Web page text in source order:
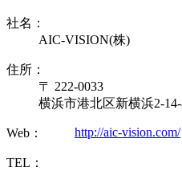
社名：
AIC-VISION(株)
住所：
〒 222-0033
横浜市港北区新横浜2-
Web： http://aic-vision.com/
TEL：